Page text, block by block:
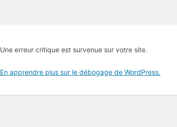
Une erreur critique est survenue sur votre site.
En apprendre plus sur le débogage de WordPress.